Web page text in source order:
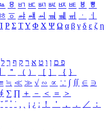
ㅱ ㅲ ㅳ ㅴ ㅵ ㅶ ㅷ ㅸ
ㅹ
ㆆ ㆇ ㆈ ㆉ ㆊ ㆋ ㆌ ㆍ
ㆎ
Ρ Σ ΤΥ Φ Χ Ψ Ω α β γ δ ε ζ η
פ ם ן ו ט א ר ק ף ך ל
＂ （ ） ［ ］ ｛ ｝
≒ ≪ ≫ √ ∽ ∝ ∵ ∫ ∬ ∈ ∋
∮ ∑ ∏ ＋ － ＜ ＝
＞
˘ ˝ ˚ ˙ ¸ ¡ ¿ ː ！ ＇ ， ． ／
：